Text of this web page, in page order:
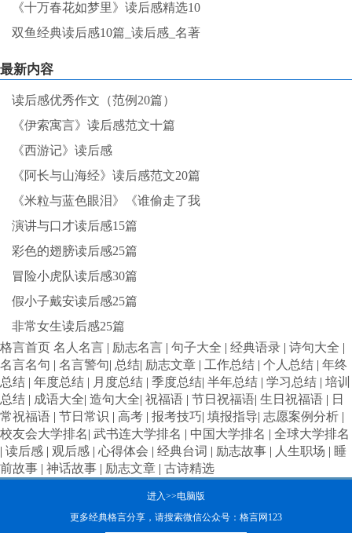
《十万春花如梦里》读后感精选10
双鱼经典读后感10篇_读后感_名著
最新内容
读后感优秀作文（范例20篇）
《伊索寓言》读后感范文十篇
《西游记》读后感
《阿长与山海经》读后感范文20篇
《米粒与蓝色眼泪》《谁偷走了我
演讲与口才读后感15篇
彩色的翅膀读后感25篇
冒险小虎队读后感30篇
假小子戴安读后感25篇
非常女生读后感25篇
格言首页 名人名言 | 励志名言 | 句子大全 | 经典语录 | 诗句大全 |
名言名句 | 名言警句| 总结| 励志文章 | 工作总结 | 个人总结 | 年终
总结 | 年度总结 | 月度总结 | 季度总结| 半年总结 | 学习总结 | 培训
总结 | 成语大全| 造句大全| 祝福语 | 节日祝福语| 生日祝福语 | 日
常祝福语 | 节日常识 | 高考 | 报考技巧| 填报指导| 志愿案例分析 |
校友会大学排名| 武书连大学排名 | 中国大学排名 | 全球大学排名
| 读后感 | 观后感 | 心得体会 | 经典台词 | 励志故事 | 人生职场 | 睡
前故事 | 神话故事 | 励志文章 | 古诗精选
进入>>电脑版
更多经典格言分享，请搜索微信公众号：格言网123